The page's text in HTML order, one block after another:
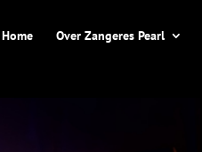
Home Over Zangeres Pearl